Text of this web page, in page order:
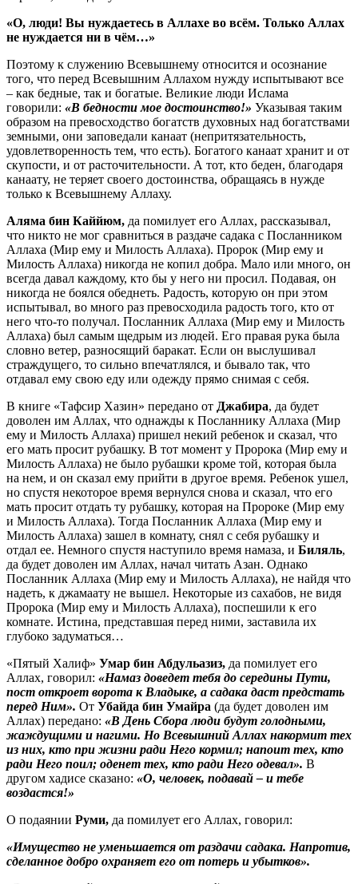
«О, люди! Вы нуждаетесь в Аллахе во всём. Только Аллах
не нуждается ни в чём…»
Поэтому к служению Всевышнему относится и осознание
того, что перед Всевышним Аллахом нужду испытывают все
– как бедные, так и богатые. Великие люди Ислама
говорили: «В бедности мое достоинство!» Указывая таким
образом на превосходство богатств духовных над богатствами
земными, они заповедали канаат (непритязательность,
удовлетворенность тем, что есть). Богатого канаат хранит и от
скупости, и от расточительности. А тот, кто беден, благодаря
канаату, не теряет своего достоинства, обращаясь в нужде
только к Всевышнему Аллаху.
Аляма бин Каййюм, да помилует его Аллах, рассказывал,
что никто не мог сравниться в раздаче садака с Посланником
Аллаха (Мир ему и Милость Аллаха). Пророк (Мир ему и
Милость Аллаха) никогда не копил добра. Мало или много, он
всегда давал каждому, кто бы у него ни просил. Подавая, он
никогда не боялся обеднеть. Радость, которую он при этом
испытывал, во много раз превосходила радость того, кто от
него что-то получал. Посланник Аллаха (Мир ему и Милость
Аллаха) был самым щедрым из людей. Его правая рука была
словно ветер, разносящий баракат. Если он выслушивал
страждущего, то сильно впечатлялся, и бывало так, что
отдавал ему свою еду или одежду прямо снимая с себя.
В книге «Тафсир Хазин» передано от Джабира, да будет
доволен им Аллах, что однажды к Посланнику Аллаха (Мир
ему и Милость Аллаха) пришел некий ребенок и сказал, что
его мать просит рубашку. В тот момент у Пророка (Мир ему и
Милость Аллаха) не было рубашки кроме той, которая была
на нем, и он сказал ему прийти в другое время. Ребенок ушел,
но спустя некоторое время вернулся снова и сказал, что его
мать просит отдать ту рубашку, которая на Пророке (Мир ему
и Милость Аллаха). Тогда Посланник Аллаха (Мир ему и
Милость Аллаха) зашел в комнату, снял с себя рубашку и
отдал ее. Немного спустя наступило время намаза, и Биляль,
да будет доволен им Аллах, начал читать Азан. Однако
Посланник Аллаха (Мир ему и Милость Аллаха), не найдя что
надеть, к джамаату не вышел. Некоторые из сахабов, не видя
Пророка (Мир ему и Милость Аллаха), поспешили к его
комнате. Истина, представшая перед ними, заставила их
глубоко задуматься…
«Пятый Халиф» Умар бин Абдульазиз, да помилует его
Аллах, говорил: «Намаз доведет тебя до середины Пути,
пост откроет ворота к Владыке, а садака даст предстать
перед Ним». От Убайда бин Умайра (да будет доволен им
Аллах) передано: «В День Сбора люди будут голодными,
жаждущими и нагими. Но Всевышний Аллах накормит тех
из них, кто при жизни ради Него кормил; напоит тех, кто
ради Него поил; оденет тех, кто ради Него одевал». В
другом хадисе сказано: «О, человек, подавай – и тебе
воздастся!»
О подаянии Руми, да помилует его Аллах, говорил:
«Имущество не уменьшается от раздачи садака. Напротив,
сделанное добро охраняет его от потерь и убытков».